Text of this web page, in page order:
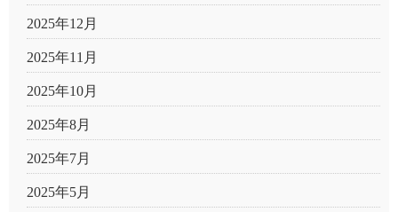
2025年12月
2025年11月
2025年10月
2025年8月
2025年7月
2025年5月